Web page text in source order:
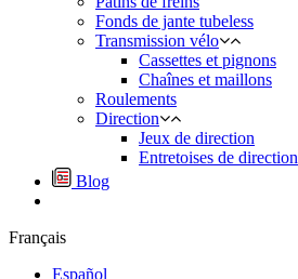
Fonds de jante tubeless
Transmission vélo
Cassettes et pignons
Chaînes et maillons
Roulements
Direction
Jeux de direction
Entretoises de direction
Blog
Français
Español